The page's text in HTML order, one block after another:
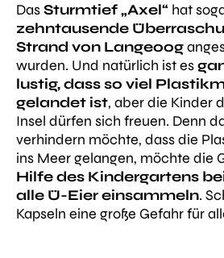
DasSturmtief „Axel“ hat
zehntausende
Strand von Langeoog
wurden. Und natürlich ist es
lustig, dass so viel
gelandet ist, aber die Kinder
Insel dürfen sich freuen. Denn
verhindern möchte, dass die
ins Meer gelangen, möchte die
Hilfe des Kindergartens
alle Ü-Eier einsammeln.
Kapseln eine große Gefahr für